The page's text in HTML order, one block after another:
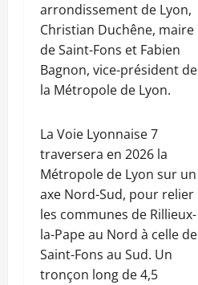
arrondissement de Lyon,
Christian Duchêne, maire
de Saint-Fons et Fabien
Bagnon, vice-président de
la Métropole de Lyon.
La Voie Lyonnaise 7
traversera en 2026 la
Métropole de Lyon sur un
axe Nord-Sud, pour relier
les communes de Rillieux-
la-Pape au Nord à celle de
Saint-Fons au Sud. Un
tronçon long de 4,5